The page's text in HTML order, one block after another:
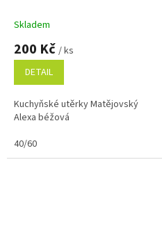
Skladem
200 Kč / ks
DETAIL
Kuchyňské utěrky Matějovský
Alexa béžová
40/60